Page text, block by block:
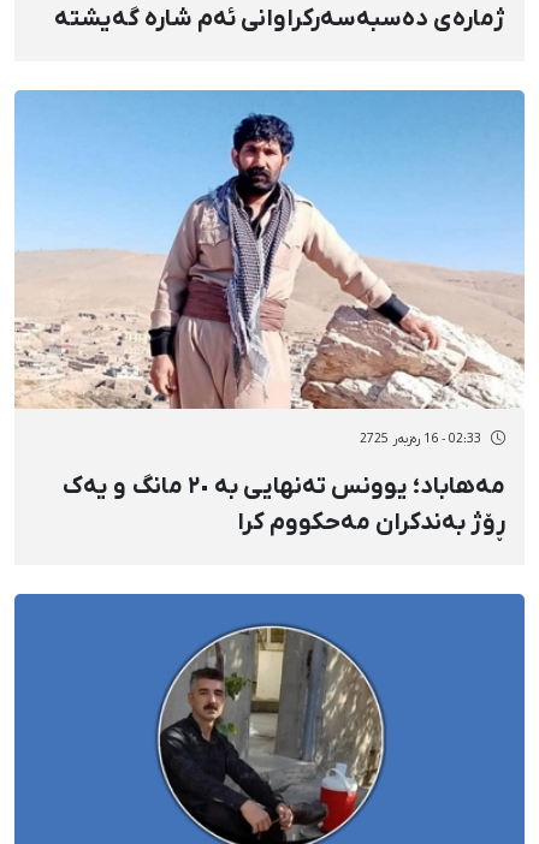
ژمارەی دەسبەسەرکراوانی ئەم شارە گەیشتە
02:33 - 16 رەزبەر 2725
مەهاباد؛ یوونس تەنهایی به ٢٠ مانگ و یەک
ڕۆژ بەندکران مەحکووم کرا